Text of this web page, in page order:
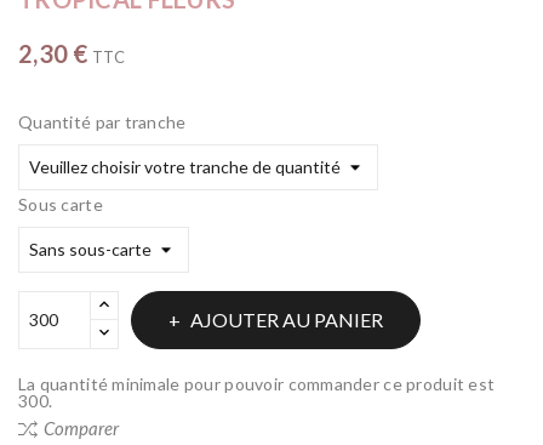
2,30 € TTC
Quantité par tranche
Sous carte
AJOUTER AU PANIER
La quantité minimale pour pouvoir commander ce produit est
300.
Comparer